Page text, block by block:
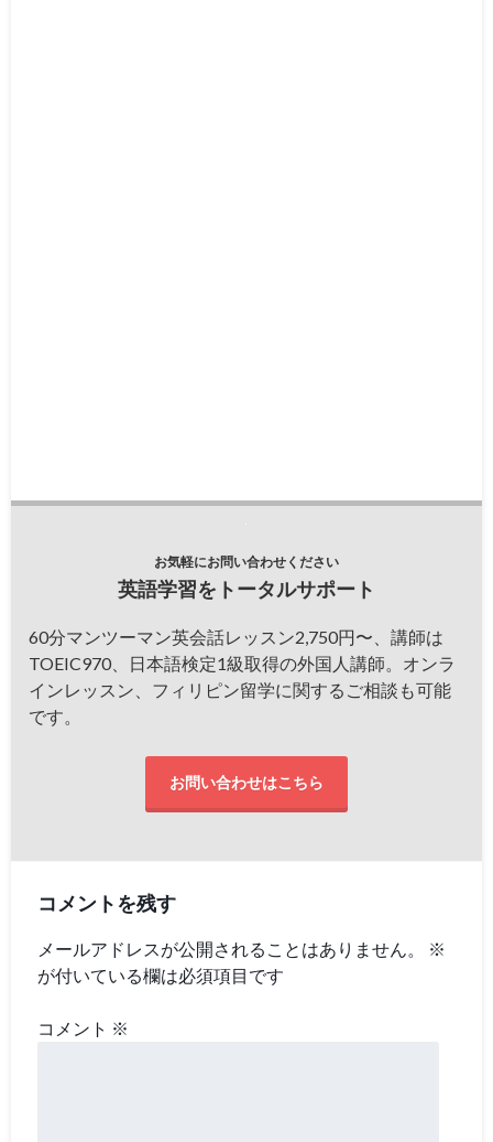
お気軽にお問い合わせください
英語学習をトータルサポート
60分マンツーマン英会話レッスン2,750円〜、講師は
TOEIC970、日本語検定1級取得の外国人講師。オンラ
インレッスン、フィリピン留学に関するご相談も可能
です。
お問い合わせはこちら
コメントを残す
メールアドレスが公開されることはありません。
※
が付いている欄は必須項目です
コメント ※